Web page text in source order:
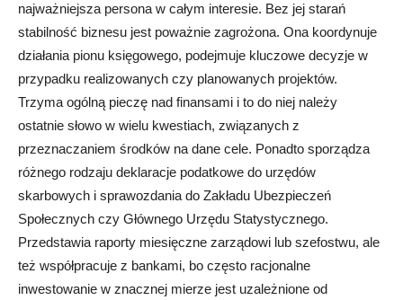
najważniejsza persona w całym interesie. Bez jej starań
stabilność biznesu jest poważnie zagrożona. Ona koordynuje
działania pionu księgowego, podejmuje kluczowe decyzje w
przypadku realizowanych czy planowanych projektów.
Trzyma ogólną pieczę nad finansami i to do niej należy
ostatnie słowo w wielu kwestiach, związanych z
przeznaczaniem środków na dane cele. Ponadto sporządza
różnego rodzaju deklaracje podatkowe do urzędów
skarbowych i sprawozdania do Zakładu Ubezpieczeń
Społecznych czy Głównego Urzędu Statystycznego.
Przedstawia raporty miesięczne zarządowi lub szefostwu, ale
też współpracuje z bankami, bo często racjonalne
inwestowanie w znacznej mierze jest uzależnione od